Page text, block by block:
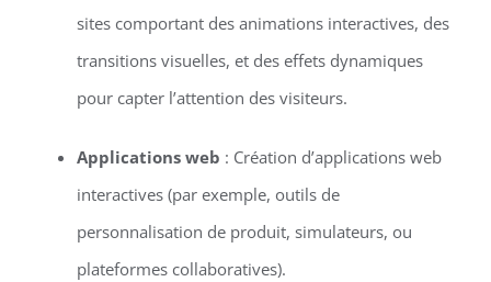
sites comportant des animations interactives, des
transitions visuelles, et des effets dynamiques
pour capter l’attention des visiteurs.
Applications web : Création d’applications web
interactives (par exemple, outils de
personnalisation de produit, simulateurs, ou
plateformes collaboratives).